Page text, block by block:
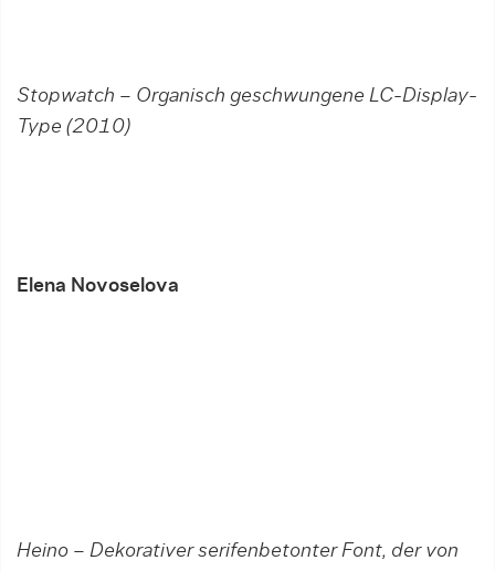
Stopwatch – Organisch geschwungene LC-Display-
Type (2010)
Elena Novoselova
Heino – Dekorativer serifenbetonter Font, der von